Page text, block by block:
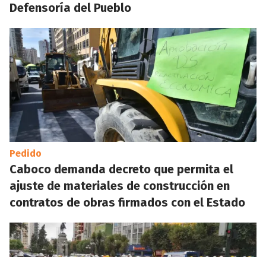
Defensoría del Pueblo
Pedido
Caboco demanda decreto que permita el
ajuste de materiales de construcción en
contratos de obras firmados con el Estado